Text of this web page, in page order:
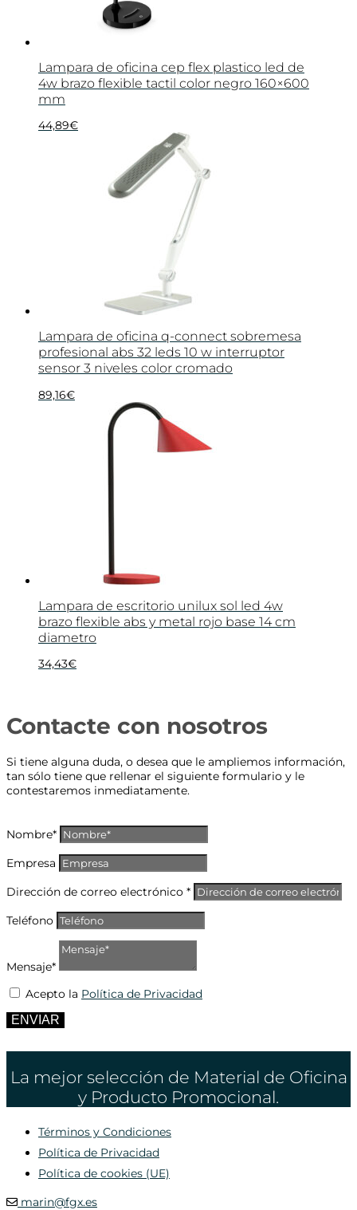
Lampara de oficina cep flex plastico led de
4w brazo flexible tactil color negro 160×600
mm
44,89€
Lampara de oficina q-connect sobremesa
profesional abs 32 leds 10 w interruptor
sensor 3 niveles color cromado
89,16€
Lampara de escritorio unilux sol led 4w
brazo flexible abs y metal rojo base 14 cm
diametro
34,43€
Contacte con nosotros
Si tiene alguna duda, o desea que le ampliemos información,
tan sólo tiene que rellenar el siguiente formulario y le
contestaremos inmediatamente.
Nombre*
Empresa
Dirección de correo electrónico *
Teléfono
Mensaje*
Acepto la Política de Privacidad
ENVIAR
La mejor selección de Material de Oficina
y Producto Promocional.
Términos y Condiciones
Política de Privacidad
Política de cookies (UE)
marin@fgx.es